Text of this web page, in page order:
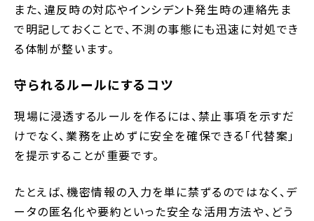
また、違反時の対応やインシデント発生時の連絡先ま
で明記しておくことで、不測の事態にも迅速に対処でき
る体制が整います。
守られるルールにするコツ
現場に浸透するルールを作るには、禁止事項を示すだ
けでなく、業務を止めずに安全を確保できる「代替案」
を提示することが重要です。
たとえば、機密情報の入力を単に禁ずるのではなく、デ
ータの匿名化や要約といった安全な活用方法や、どう